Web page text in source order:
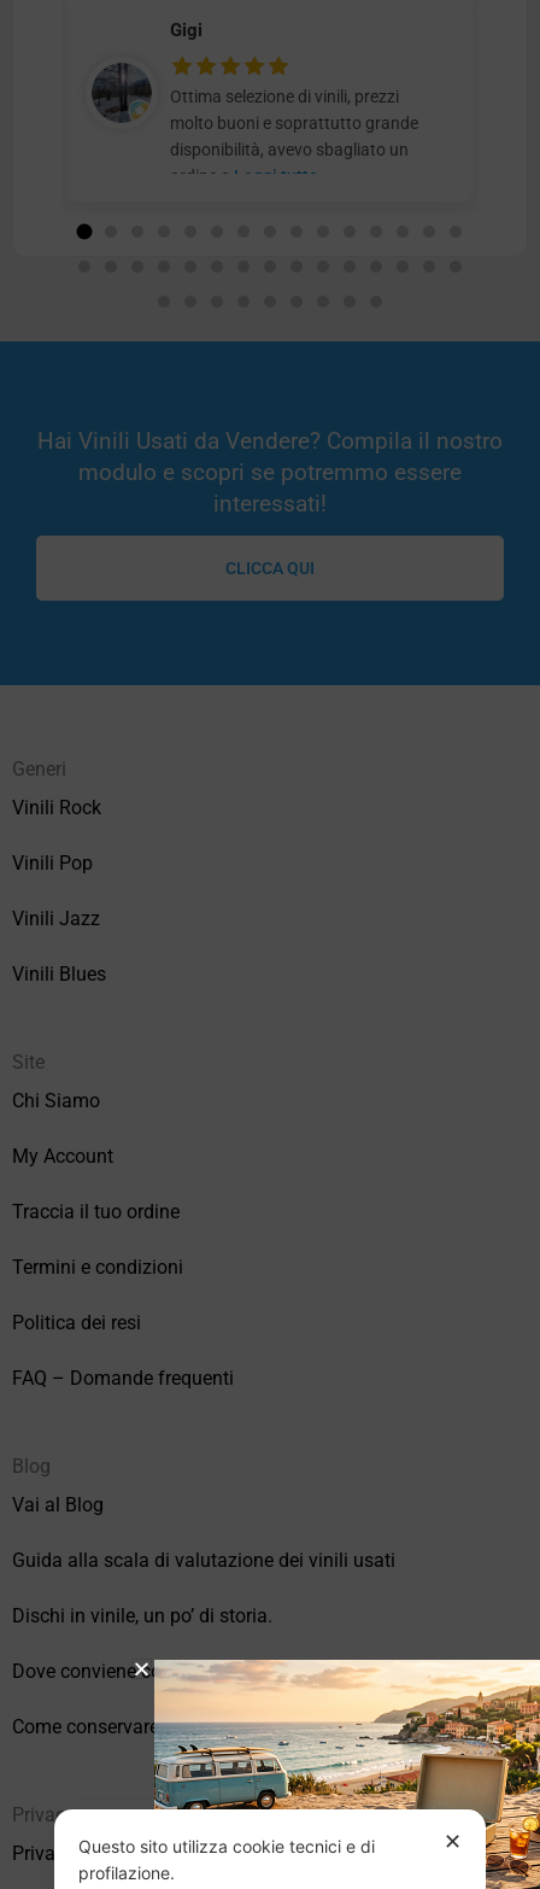
Gigi
Ottima selezione di vinili, prezzi
molto buoni e soprattutto grande
disponibilità, avevo sbagliato un
ordine e Leggi tutto
Hai Vinili Usati da Vendere? Compila il nostro
modulo e scopri se potremmo essere
interessati!
CLICCA QUI
Generi
Vinili Rock
Vinili Pop
Vinili Jazz
Vinili Blues
Site
Chi Siamo
My Account
Traccia il tuo ordine
Termini e condizioni
Politica dei resi
FAQ – Domande frequenti
Blog
Vai al Blog
Guida alla scala di valutazione dei vinili usati
Dischi in vinile, un po’ di storia.
Dove conviene comprare vinili online?
Come conservare correttamente i vinili usati
Privacy
Privacy Policy
✕
Questo sito utilizza cookie tecnici e di
profilazione.